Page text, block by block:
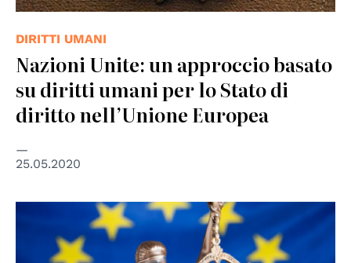
DIRITTI UMANI
Nazioni Unite: un approccio basato
su diritti umani per lo Stato di
diritto nell’Unione Europea
25.05.2020